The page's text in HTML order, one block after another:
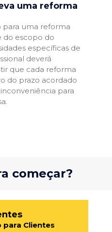
uma reforma
para uma reforma
do escopo do
específicas de
deverá
que cada reforma
do prazo acordado
para
começar?
para Clientes